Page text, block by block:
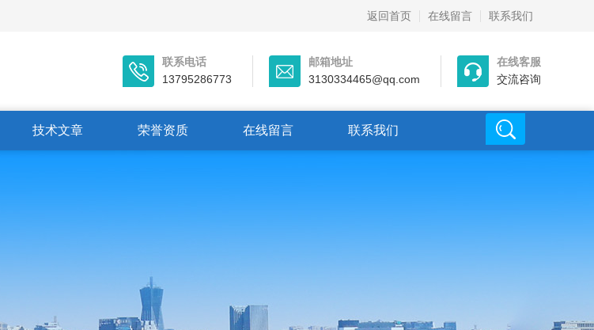
返回首页 在线留言 联系我们
联系电话
13795286773
邮箱地址
3130334465@qq.com
在线客服
交流咨询
技术文章 荣誉资质 在线留言 联系我们